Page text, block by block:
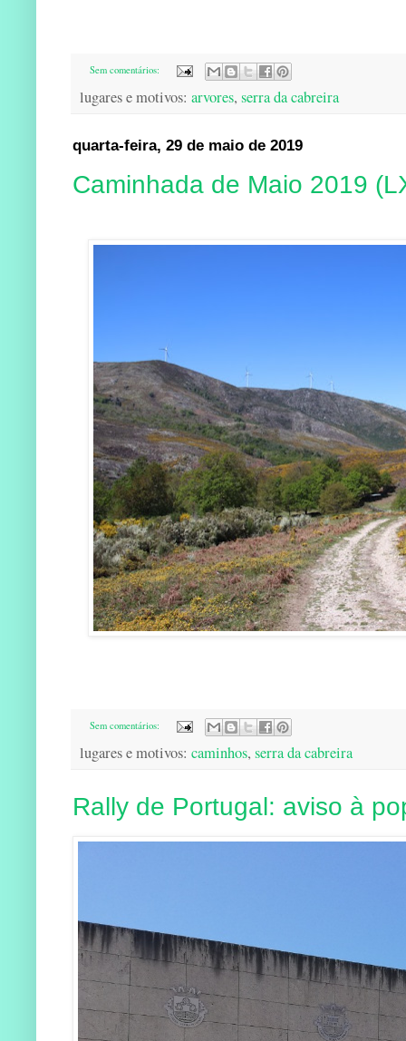
Sem comentários:
lugares e motivos: arvores, serra da cabreira
quarta-feira, 29 de maio de 2019
Caminhada de Maio 2019
Sem comentários:
lugares e motivos: caminhos, serra da cabreira
Rally de Portugal: aviso à